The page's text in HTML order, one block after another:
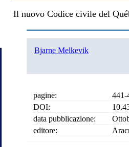
Il nuovo Codice civile del
Bjarne Melkevik
pagine:
441-
DOI:
data pubblicazione:
editore: